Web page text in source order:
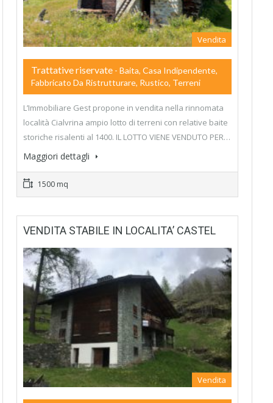
Vendita
Trattative riservate - Baita, Casa Indipendente,
Fabbricato Da Ristrutturare, Rustico, Terreni
L’Immobiliare Gest propone in vendita nella rinnomata
località Cialvrina ampio lotto di terreni con relative baite
storiche risalenti al 1400. IL LOTTO VIENE VENDUTO PER…
Maggiori dettagli
1500 mq
VENDITA STABILE IN LOCALITA’ CASTEL
Vendita